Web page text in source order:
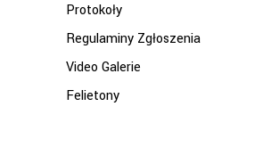
Protokoły
Regulaminy Zgłoszenia
Video Galerie
Felietony